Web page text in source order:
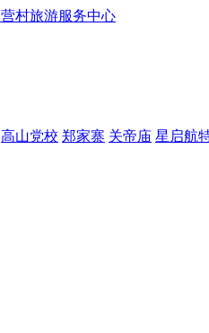
高山党校 郑家寨 关帝庙 星启航